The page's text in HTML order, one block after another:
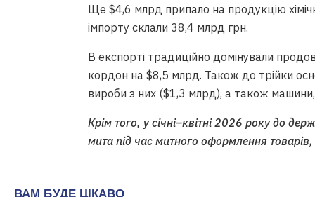
Ще $4,6 млрд припало на продукцію
імпорту склали 38,4 млрд грн.
В експорті традиційно домінували
кордон на $8,5 млрд. Також до трійки
вироби з них ($1,3 млрд), а також
Крім того, у січні–квітні 2026 року до
мита під час митного оформлення